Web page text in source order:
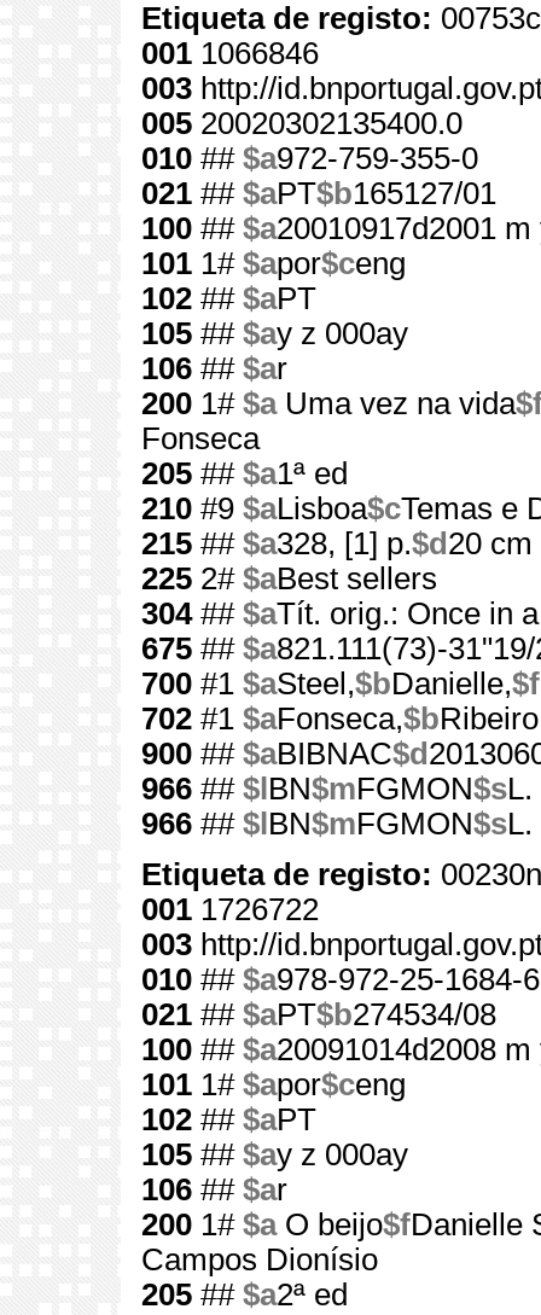
Etiqueta de registo:
001 1066846
003 http://
005 20020302135400.0
010 ## $a972-759-355-0
021 ## $aPT$b165127/01
100 ## $a20010917d2001
101 1# $apor$ceng
102 ## $aPT
105 ## $ay z 000ay
106 ## $ar
200 1# $aUma vez na vida
Fonseca
205 ## $a1ª ed
210 #9 $aLisboa$cTemas e
215 ## $a328, [1] p.$d 20 cm
225 2# $aBest sellers
304## $aTít. orig.: Once in
675 ## $a821.111(73)-
700 #1 $aSteel,$bDanielle,$f
702 #1 $aFonseca,$b
900 ## $aBIBNAC$d
966 ## $l BN$mFGMON$sL.
966 ## $l BN$mFGMON$sL.
Etiqueta de registo:
001 1726722
003 http://
010 ## $a978-972-25-1684-6
021 ## $aPT$b274534/08
100 ## $a20091014d2008
101 1# $apor$ceng
102 ## $aPT
105 ## $ay z 000ay
106 ## $ar
200 1# $aO beijo$fDanielle
Campos Dionísio
205 ## $a2ª ed